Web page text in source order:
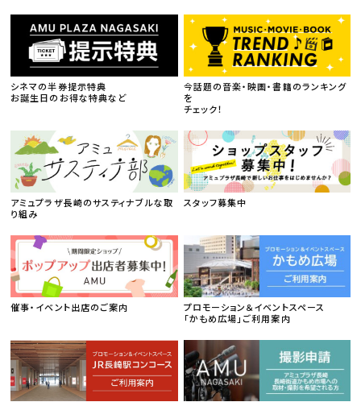
シネマの半券提示特典
お誕生日のお得な特典など
今話題の音楽・映画・書籍のランキング
を
チェック！
アミュプラザ長崎のサスティナブルな取
り組み
スタッフ募集中
催事・イベント出店のご案内
プロモーション＆イベントスペース
「かもめ広場」ご利用案内